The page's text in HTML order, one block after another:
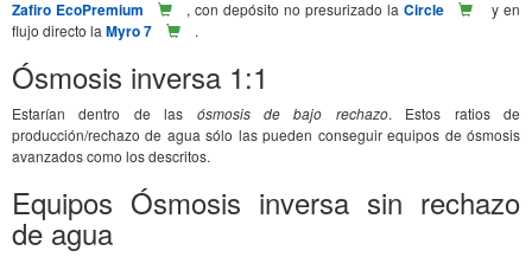
Zafiro EcoPremium , con depósito no presurizado la Circle
y en
flujo directo la Myro 7 .
Ósmosis inversa 1:1
Estarían dentro de las ósmosis de bajo rechazo. Estos ratios de
producción/rechazo de agua sólo las pueden conseguir equipos de ósmosis
avanzados como los descritos.
Equipos Ósmosis inversa sin rechazo
de agua